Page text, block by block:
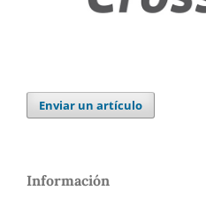
Enviar un artículo
Información